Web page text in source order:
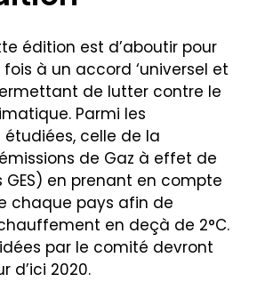
édition est d’aboutir pour
à un accord ‘universel et
de lutter contre le
Parmi les
celle de la
de Gaz à effet de
GES) en prenant en compte
chaque pays afin de
en deçà de 2°C.
par le comité devront
d’ici 2020.